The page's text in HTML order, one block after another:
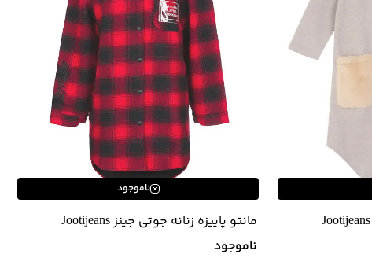
ناموجود
مانتو پاییزه زنانه جوتی جینز Jootijeans
ناموجود